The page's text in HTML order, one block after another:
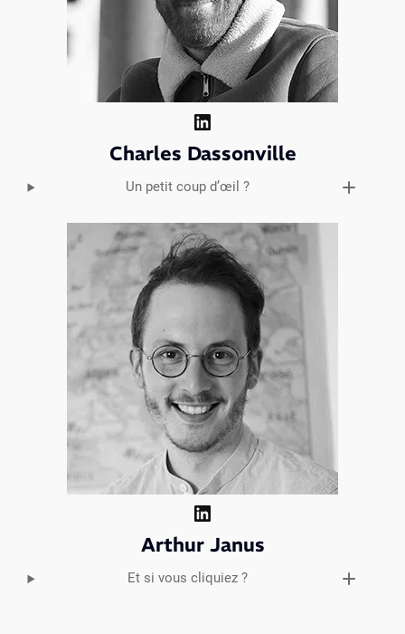
LinkedIn
Charles Dassonville
Un petit coup d’œil ?
LinkedIn
Arthur Janus
Et si vous cliquiez ?